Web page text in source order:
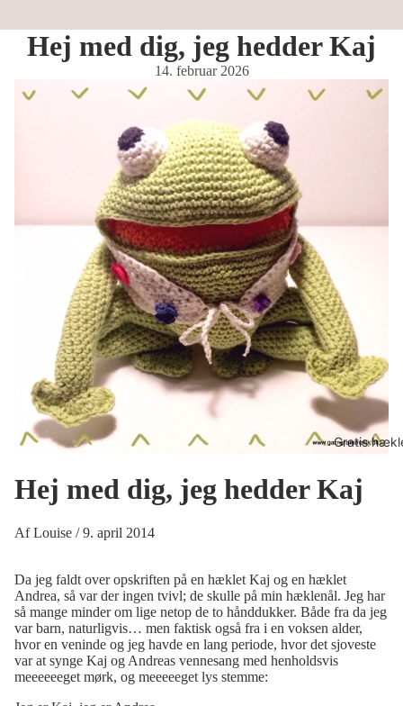
Gratis
Hej med dig, jeg hedder Kaj
14. februar 2026
Hej med dig, jeg hedder Kaj
Af Louise / 9. april 2014
Da jeg faldt over opskriften på en hæklet Kaj og en hæklet
Andrea, så var der ingen tvivl; de skulle på min hæklenål. Jeg har
så mange minder om lige netop de to hånddukker. Både fra da jeg
var barn, naturligvis… men faktisk også fra i en voksen alder,
hvor en veninde og jeg havde en lang periode, hvor det sjoveste
var at synge Kaj og Andreas vennesang med henholdsvis
meeeeeeget mørk, og meeeeeget lys stemme: